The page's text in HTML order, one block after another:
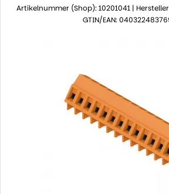
Artikelnummer (Shop): 10201041 |
GTIN/EAN: